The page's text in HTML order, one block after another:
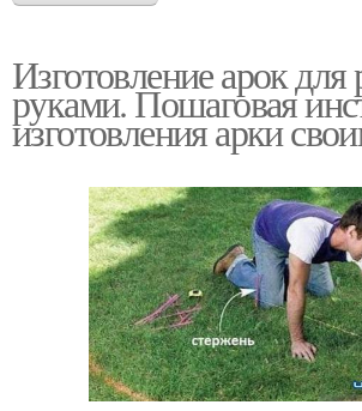
Изготовление арок для
руками. Пошаговая
изготовления арки